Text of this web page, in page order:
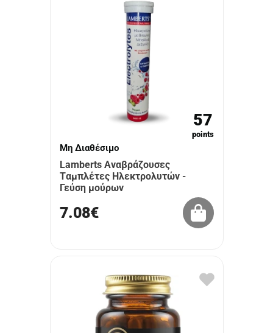
57
points
Μη Διαθέσιμο
Lamberts Αναβράζουσες
Tαμπλέτες Hλεκτρολυτών -
Γεύση μούρων
7.08€